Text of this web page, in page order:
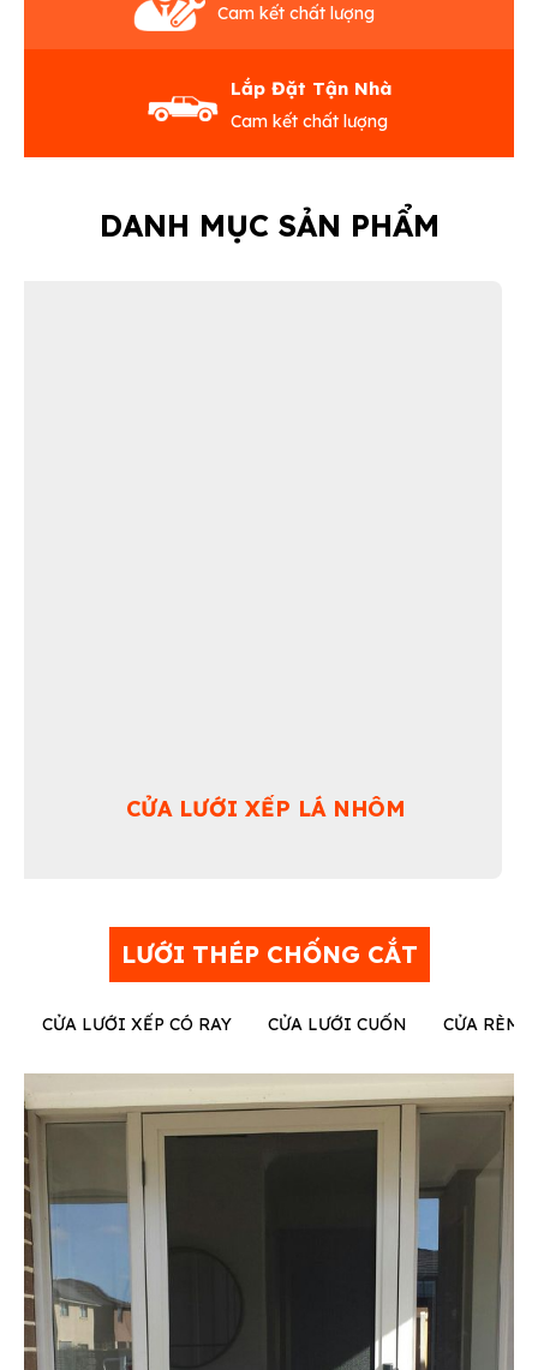
Cam kết chất lượng
Lắp Đặt Tận Nhà
Cam kết chất lượng
DANH MỤC SẢN PHẨM
CỬA LƯỚI XẾP LÁ NHÔM
LƯỚI THÉP CHỐNG CẮT
CỬA LƯỚI XẾP CÓ RAY CỬA LƯỚI CUỐN CỬA RÈM